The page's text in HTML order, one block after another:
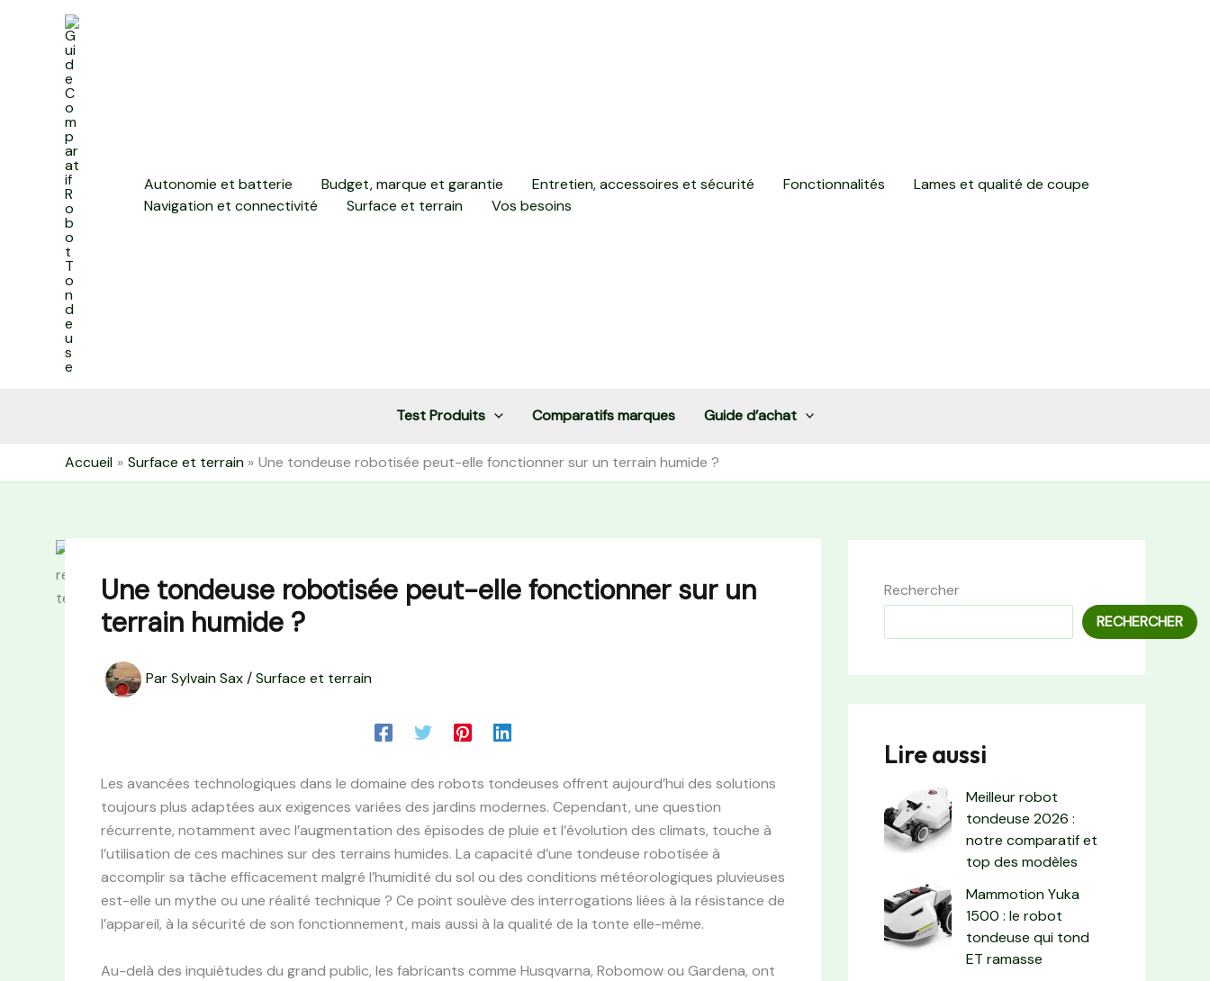
Autonomie et batterie Budget, marque et garantie Entretien, accessoires et sécurité Fonctionnalités
Lames et qualité de coupe
Navigation et connectivité
Surface et terrain Vos besoins
Test Produits Comparatifs marques Guide d’achat
Accueil Surface et terrain Une tondeuse robotisée peut-elle fonctionner sur un terrain humide ?
Une tondeuse robotisée peut-elle fonctionner sur un
terrain humide ?
ParSylvain Sax/Surface et terrain
Les avancées technologiques dans le domaine des robots tondeuses offrent aujourd’hui des solutions
toujours plus adaptées aux exigences variées des jardins modernes. Cependant, une question
récurrente, notamment avec l’augmentation des épisodes de pluie et l’évolution des climats, touche à
l’utilisation de ces machines sur des terrains humides. La capacité d’une tondeuse robotisée à
accomplir sa tâche efficacement malgré l’humidité du sol ou des conditions météorologiques pluvieuses
est-elle un mythe ou une réalité technique ? Ce point soulève des interrogations liées à la résistance de
l’appareil, à la sécurité de son fonctionnement, mais aussi à la qualité de la tonte elle-même.
Au-delà des inquiétudes du grand public, les fabricants comme Husqvarna, Robomow ou Gardena, ont
Rechercher
RECHERCHER
Lire aussi
Meilleur robot
tondeuse 2026 :
notre comparatif et
top des modèles
Mammotion Yuka
1500 : le robot
tondeuse qui tond
ET ramasse